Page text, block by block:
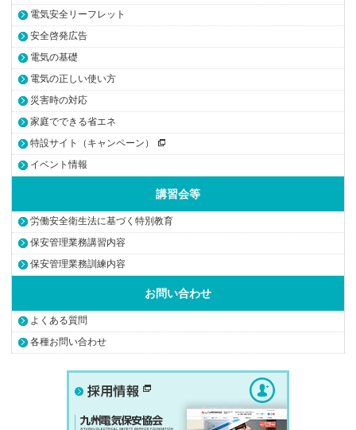
電気安全リーフレット
安全啓発広告
電気の基礎
電気の正しい使い方
災害時の対応
家庭でできる省エネ
特設サイト（キャンペーン）
イベント情報
講習会等
労働安全衛生法に基づく特別教育
保安管理業務講習内容
保安管理業務訓練内容
お問い合わせ
よくある質問
各種お問い合わせ